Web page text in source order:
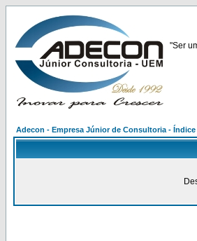
"Ser
Adecon - Empresa Júnior de Consultoria - Índice